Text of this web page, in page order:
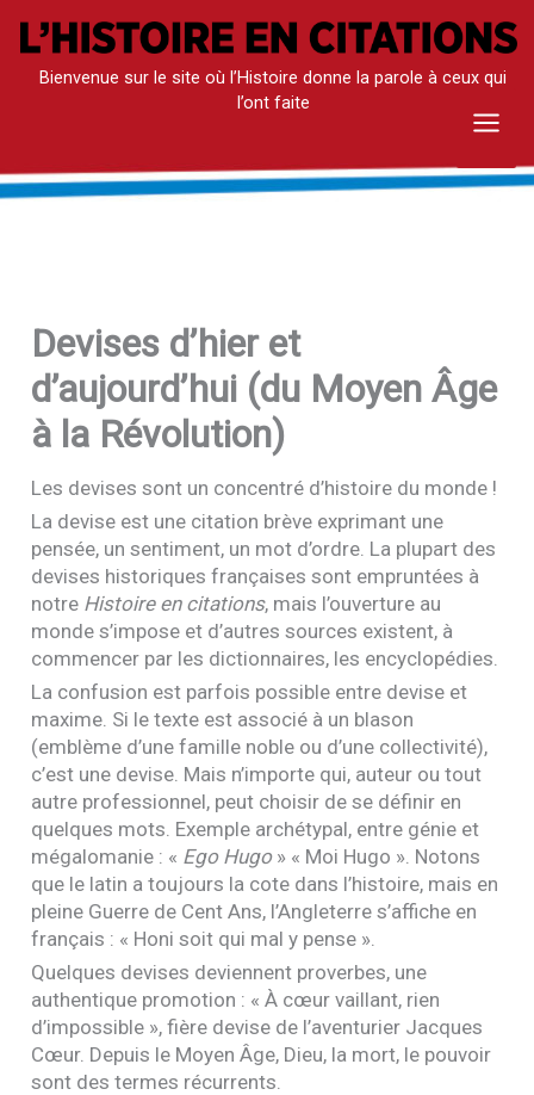
Aller
contenuBienvenue sur le site où l’Histoire donne la parole à ceux qui
l’ont faite
Main
Devises d’hier et
d’aujourd’hui (du Moyen Âge
à la Révolution)
Les devises sont un concentré d’histoire du monde !
La devise est une citation brève exprimant une
pensée, un sentiment, un mot d’ordre. La plupart des
devises historiques françaises sont empruntées à
notre Histoire en citations, mais l’ouverture au
monde s’impose et d’autres sources existent, à
commencer par les dictionnaires, les encyclopédies.
La confusion est parfois possible entre devise et
maxime. Si le texte est associé à un blason
(emblème d’une famille noble ou d’une collectivité),
c’est une devise. Mais n’importe qui, auteur ou tout
autre professionnel, peut choisir de se définir en
quelques mots. Exemple archétypal, entre génie et
mégalomanie : « Ego Hugo» « Moi Hugo ». Notons
que le latin a toujours la cote dans l’histoire, mais en
pleine Guerre de Cent Ans, l’Angleterre s’affiche en
français : « Honi soit qui mal y pense ».
Quelques devises deviennent proverbes, une
authentique promotion : « À cœur vaillant, rien
d’impossible », fière devise de l’aventurier Jacques
Cœur. Depuis le Moyen Âge, Dieu, la mort, le pouvoir
sont des termes récurrents.